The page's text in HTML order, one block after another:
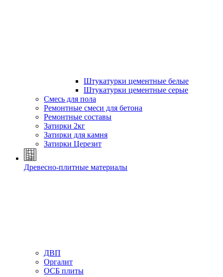
Штукатурки цементные белые
Штукатурки цементные серые
Смесь для пола
Ремонтные смеси для бетона
Ремонтные составы
Затирки 2кг
Затирки для камня
Затирки Церезит
Древесно-плитные материалы
ДВП
Оргалит
ОСБ плиты